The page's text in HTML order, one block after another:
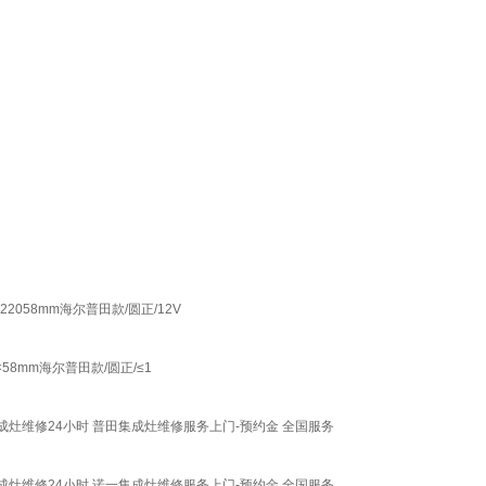
海尔普田款/圆正/12V
海尔普田款/圆正/≤1
维修24小时 普田集成灶维修服务上门-预约金 全国服务